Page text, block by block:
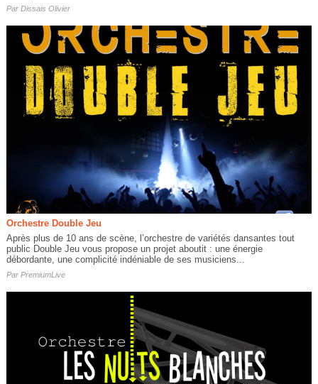
Par Dissais Olivier
Orchestre Double Jeu
Après plus de 10 ans de scène, l’orchestre de variétés dansantes tout
public Double Jeu vous propose un projet aboutit : une énergie
débordante, une complicité indéniable de ses musiciens...
Par PremiumLive